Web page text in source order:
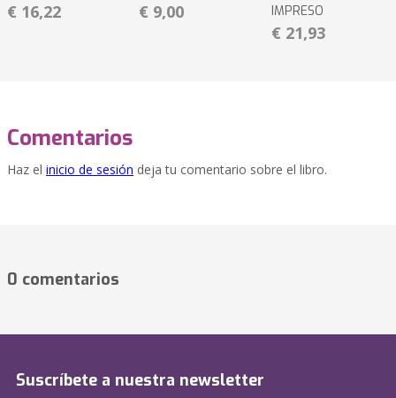
€ 16,22 € 9,00 IMPRESO
€ 21,93
Comentarios
Haz el inicio de sesión deja tu comentario sobre el libro.
0 comentarios
Suscríbete a nuestra newsletter